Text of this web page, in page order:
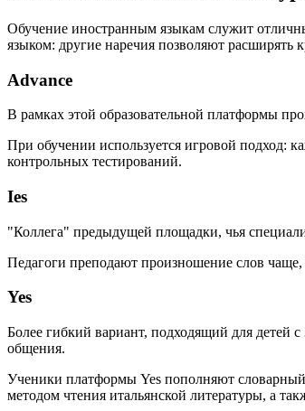
Обучение иностранным языкам служит
языком: другие наречия позволяют
Advance
В рамках этой образовательной платформы
При обучении используется игровой подход:
контрольных тестирований.
Ies
"Коллега" предыдущей площадки, чья
Педагоги преподают произношение слов
Yes
Более гибкий вариант, подходящий для детей
общения.
Ученики платформы Yes пополняют
методом чтения итальянской литературы, а